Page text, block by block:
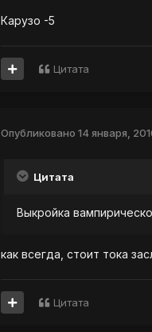
Карузо -5
Цитата
Опубликовано 14 января,
Цитата
Выкройка
как всегда, стоит тока
Цитата